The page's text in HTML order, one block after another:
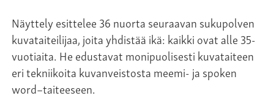
Näyttely esittelee 36 nuorta seuraavan sukupolven
kuvataiteilijaa, joita yhdistää ikä: kaikki ovat alle 35-
vuotiaita. He edustavat monipuolisesti kuvataiteen
eri tekniikoita kuvanveistosta meemi- ja spoken
word–taiteeseen.